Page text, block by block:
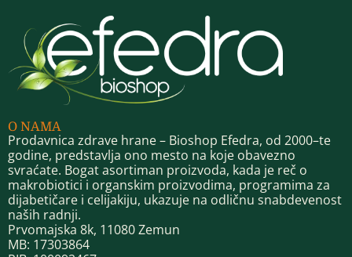
O NAMA
Prodavnica zdrave hrane – Bioshop Efedra, od 2000–te
godine, predstavlja ono mesto na koje obavezno
svraćate. Bogat asortiman proizvoda, kada je reč o
makrobiotici i organskim proizvodima, programima za
dijabetičare i celijakiju, ukazuje na odličnu snabdevenost
naših radnji.
Prvomajska 8k, 11080 Zemun
MB: 17303864